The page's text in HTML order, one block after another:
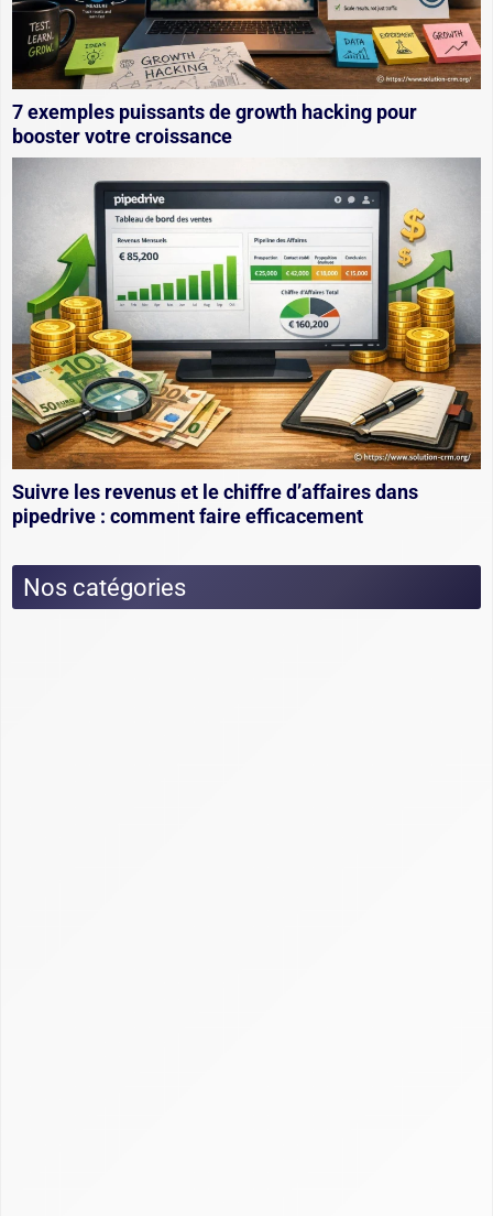
7 exemples puissants de growth hacking pour
booster votre croissance
Suivre les revenus et le chiffre d’affaires dans
pipedrive : comment faire efficacement
Nos catégories